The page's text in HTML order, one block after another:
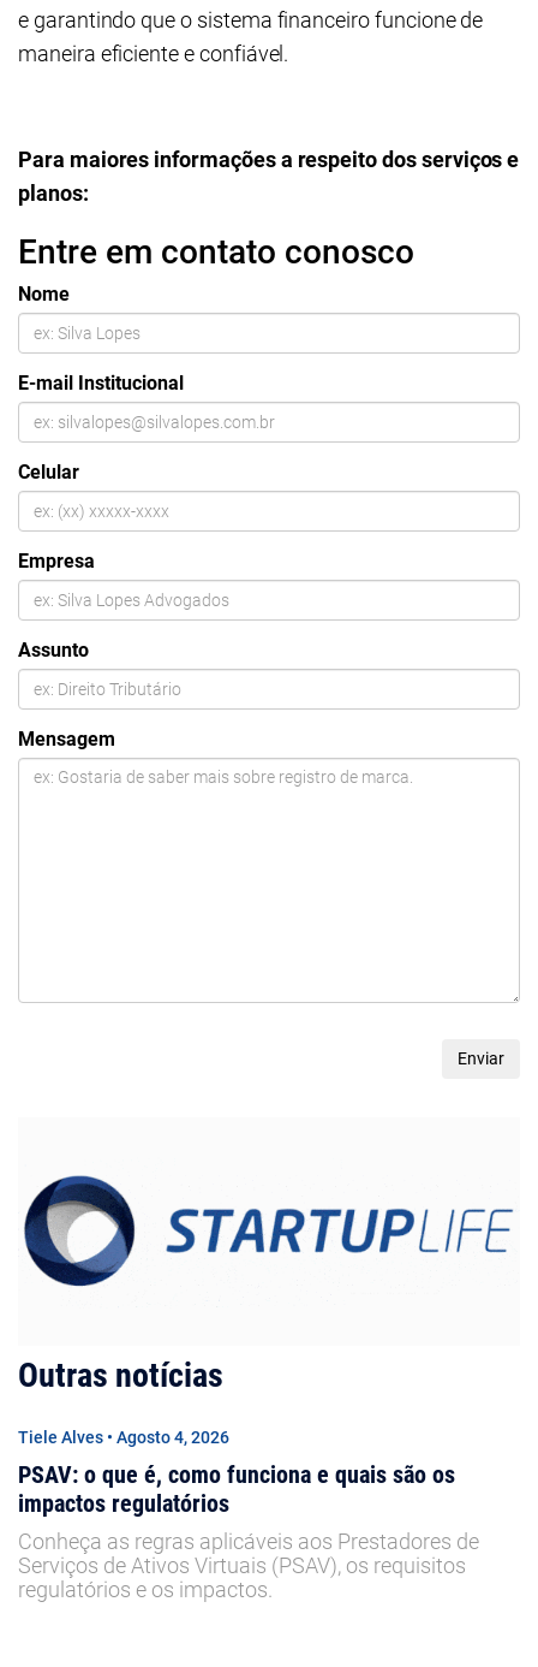
e garantindo que o sistema financeiro funcione de
maneira eficiente e confiável.
Para maiores informações a respeito dos serviços e
planos:
Entre em contato conosco
Nome
E-mail Institucional
Celular
Empresa
Assunto
Mensagem
Outras notícias
Tiele Alves • Agosto 4, 2026
PSAV: o que é, como funciona e quais são os
impactos regulatórios
Conheça as regras aplicáveis aos Prestadores de
Serviços de Ativos Virtuais (PSAV), os requisitos
regulatórios e os impactos.